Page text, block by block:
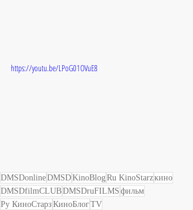
https://youtu.be/LPoG01OVuE8
DMSDonlineDMSDKinoBlogRu KinoStarzкино
DMSDfilmCLUBDMSDruFILMS фильм
Ру КиноСтарз КиноБлогTV